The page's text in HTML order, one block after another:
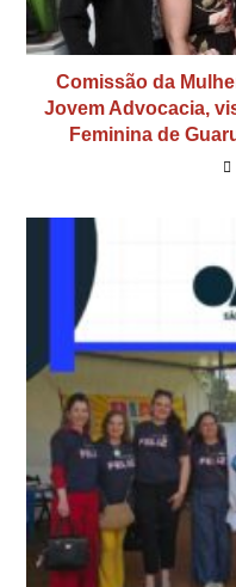
Comissão da
Jovem Advocacia,
Feminina de